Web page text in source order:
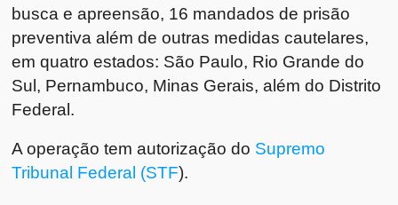
busca e apreensão, 16 mandados de prisão
preventiva além de outras medidas cautelares,
em quatro estados: São Paulo, Rio Grande do
Sul, Pernambuco, Minas Gerais, além do Distrito
Federal.
A operação tem autorização do Supremo
Tribunal Federal (STF).